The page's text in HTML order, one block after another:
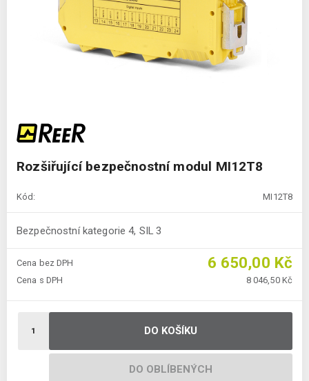
Rozšiřující bezpečnostní modul MI12T8
Kód: MI12T8
Bezpečnostní kategorie 4, SIL 3
Cena bez DPH 6 650,00 Kč
Cena s DPH 8 046,50 Kč
DO KOŠÍKU
DO OBLÍBENÝCH